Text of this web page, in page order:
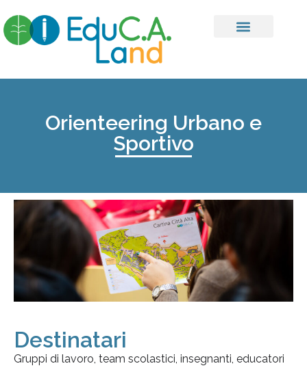
Orienteering Urbano e
Sportivo
Destinatari
Gruppi di lavoro, team scolastici, insegnanti, educatori